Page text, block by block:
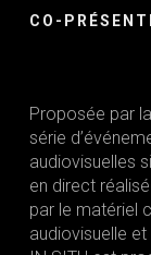
CO-
Proposée par
série
audiovisuelles
en direct
par le matériel
audiovisuelle